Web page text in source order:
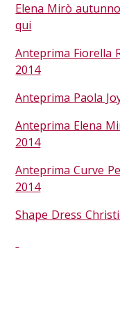
Elena Mirò
qui
Anteprima Fiorella
2014
Anteprima Paola
Anteprima Elena
2014
Anteprima Curve
2014
Shape Dress